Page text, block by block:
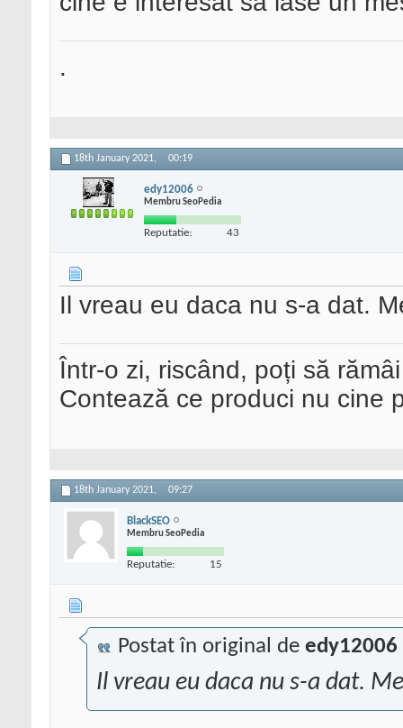
.
18th January 2021, 00:19
edy12006
Membru SeoPedia
Reputatie: 43
Il vreau eu daca nu s-a dat.
Într-o zi, riscând, poți să
Contează ce produci nu cine
18th January 2021, 09:27
BlackSEO
Membru SeoPedia
Reputatie: 15
Postat în original de edy12006
Il vreau eu daca nu s-a dat.